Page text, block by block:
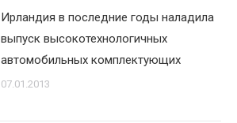
Ирландия в последние годы наладила
выпуск высокотехнологичных
автомобильных комплектующих
07.01.2013